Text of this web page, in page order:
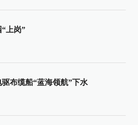
上岗”
布缆船“蓝海领航”下水